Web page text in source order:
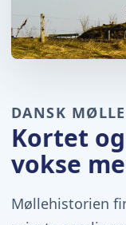
DANSK
Kortet
vokse
Møllehistorien